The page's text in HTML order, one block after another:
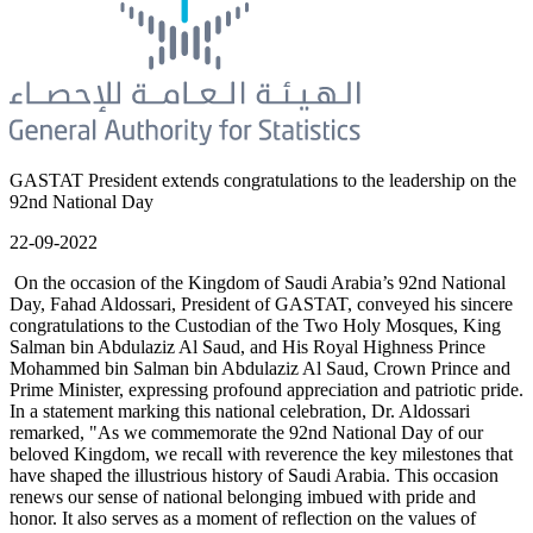
GASTAT President extends congratulations to the leadership on the
92nd National Day
22-09-2022
On the occasion of the Kingdom of Saudi Arabia’s 92nd National
Day, Fahad Aldossari, President of GASTAT, conveyed his sincere
congratulations to the Custodian of the Two Holy Mosques, King
Salman bin Abdulaziz Al Saud, and His Royal Highness Prince
Mohammed bin Salman bin Abdulaziz Al Saud, Crown Prince and
Prime Minister, expressing profound appreciation and patriotic pride.
In a statement marking this national celebration, Dr. Aldossari
remarked, "As we commemorate the 92nd National Day of our
beloved Kingdom, we recall with reverence the key milestones that
have shaped the illustrious history of Saudi Arabia. This occasion
renews our sense of national belonging imbued with pride and
honor. It also serves as a moment of reflection on the values of